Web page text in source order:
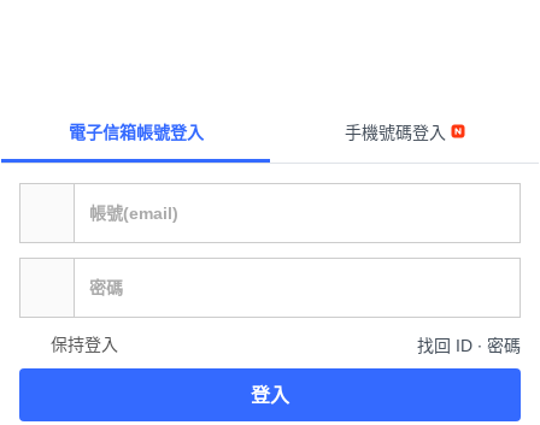
電子信箱帳號登入 手機號碼登入
保持登入 找回 ID ∙ 密碼
登入